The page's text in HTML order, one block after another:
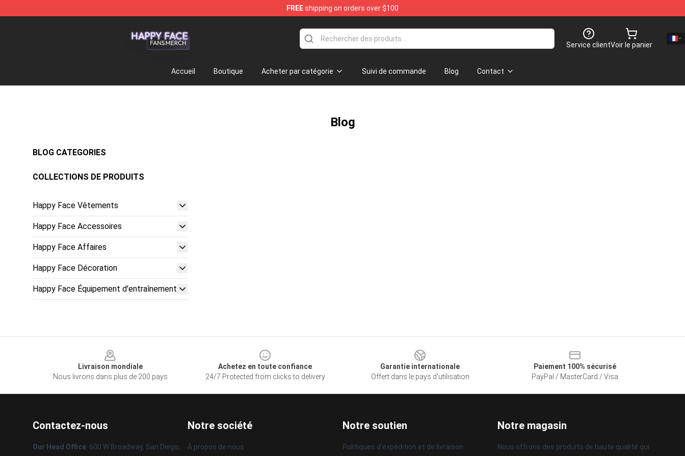
FREEshipping on orders over $100
Service clientVoir le panier
Accueil Boutique Acheter par catégorie Suivi de commande Blog Contact
Blog
BLOG CATEGORIES
COLLECTIONS DE PRODUITS
Happy Face Vêtements
Happy Face Accessoires
Happy Face Affaires
Happy Face Décoration
Happy Face Équipement d'entraînement
Livraison mondiale
Nous livrons dans plus de 200 pays
Achetez en toute confiance
24/7 Protected from clicks to delivery
Garantie internationale
Offert dans le pays d'utilisation
Paiement 100% sécurisé
PayPal / MasterCard / Visa
Contactez-nous
Our Head Office: 600 W Broadway, San Diego,
Notre société
À propos de nous
Notre soutien
Politiques d'expédition et de livraison
Notre magasin
Nous offrons des produits de haute qualité qui